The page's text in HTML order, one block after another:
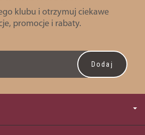
klubu i otrzymuj ciekawe
promocje i rabaty.